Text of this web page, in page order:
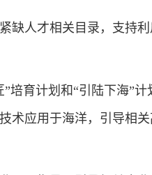
人才相关目录，支持利
育计划和“引陆下海”计
术应用于海洋，引导相